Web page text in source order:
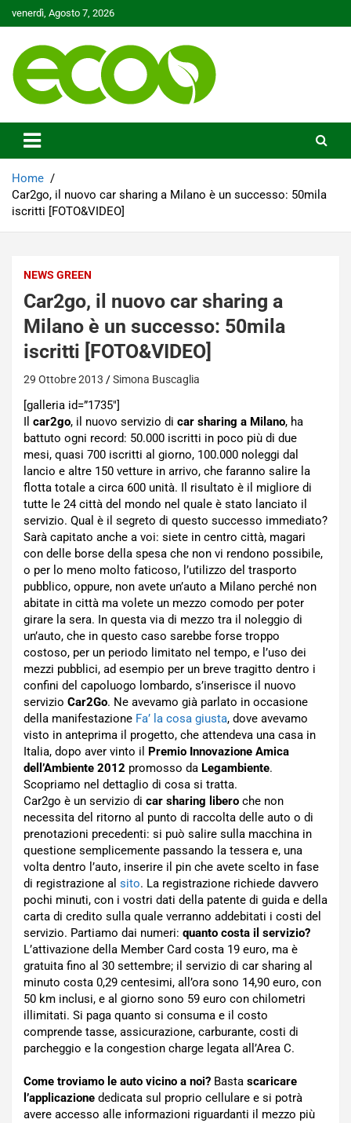
to
venerdì, Agosto 7, 2026
Ecoo.it
Home
Car2go, il nuovo car sharing a Milano è un successo: 50mila
iscritti [FOTO&VIDEO]
NEWS GREEN
Car2go, il nuovo car sharing a
Milano è un successo: 50mila
iscritti [FOTO&VIDEO]
29 Ottobre 2013 Simona Buscaglia
[galleria id=”1735″]
Il car2go, il nuovo servizio di car sharing a Milano, ha
battuto ogni record: 50.000 iscritti in poco più di due
mesi, quasi 700 iscritti al giorno, 100.000 noleggi dal
lancio e altre 150 vetture in arrivo, che faranno salire la
flotta totale a circa 600 unità. Il risultato è il migliore di
tutte le 24 città del mondo nel quale è stato lanciato il
servizio. Qual è il segreto di questo successo immediato?
Sarà capitato anche a voi: siete in centro città, magari
con delle borse della spesa che non vi rendono possibile,
o per lo meno molto faticoso, l’utilizzo del trasporto
pubblico, oppure, non avete un’auto a Milano perché non
abitate in città ma volete un mezzo comodo per poter
girare la sera. In questa via di mezzo tra il noleggio di
un’auto, che in questo caso sarebbe forse troppo
costoso, per un periodo limitato nel tempo, e l’uso dei
mezzi pubblici, ad esempio per un breve tragitto dentro i
confini del capoluogo lombardo, s’inserisce il nuovo
servizio Car2Go. Ne avevamo già parlato in occasione
della manifestazione Fa’ la cosa giusta, dove avevamo
visto in anteprima il progetto, che attendeva una casa in
Italia, dopo aver vinto il Premio Innovazione Amica
dell’Ambiente 2012 promosso da Legambiente.
Scopriamo nel dettaglio di cosa si tratta.
Car2go è un servizio di car sharing libero che non
necessita del ritorno al punto di raccolta delle auto o di
prenotazioni precedenti: si può salire sulla macchina in
questione semplicemente passando la tessera e, una
volta dentro l’auto, inserire il pin che avete scelto in fase
di registrazione al sito. La registrazione richiede davvero
pochi minuti, con i vostri dati della patente di guida e della
carta di credito sulla quale verranno addebitati i costi del
servizio. Partiamo dai numeri: quanto costa il servizio?
L’attivazione della Member Card costa 19 euro, ma è
gratuita fino al 30 settembre; il servizio di car sharing al
minuto costa 0,29 centesimi, all’ora sono 14,90 euro, con
50 km inclusi, e al giorno sono 59 euro con chilometri
illimitati. Si paga quanto si consuma e il costo
comprende tasse, assicurazione, carburante, costi di
parcheggio e la congestion charge legata all’Area C.
Come troviamo le auto vicino a noi? Basta scaricare
l’applicazione dedicata sul proprio cellulare e si potrà
avere accesso alle informazioni riguardanti il mezzo più